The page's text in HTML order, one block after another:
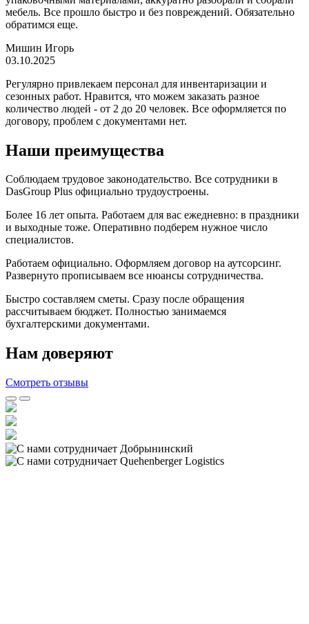
мебель. Все прошло быстро и без повреждений. Обязательно
обратимся еще.
Мишин Игорь
03.10.2025
Регулярно привлекаем персонал для инвентаризации и
сезонных работ. Нравится, что можем заказать разное
количество людей - от 2 до 20 человек. Все оформляется по
договору, проблем с документами нет.
Наши преимущества
Соблюдаем трудовое законодательство. Все сотрудники в
DasGroup Plus официально трудоустроены.
Более 16 лет опыта. Работаем для вас ежедневно: в праздники
и выходные тоже. Оперативно подберем нужное число
специалистов.
Работаем официально. Оформляем договор на аутсорсинг.
Развернуто прописываем все нюансы сотрудничества.
Быстро составляем сметы. Сразу после обращения
рассчитываем бюджет. Полностью занимаемся
бухгалтерскими документами.
Нам доверяют
Смотреть отзывы